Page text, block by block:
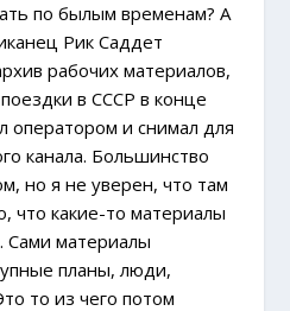
по былым временам? А
Рик Саддет
рабочих материалов,
в СССР в конце
оператором и снимал для
канала. Большинство
но я не уверен, что там
что какие-то материалы
Сами материалы
планы, люди,
то из чего потом